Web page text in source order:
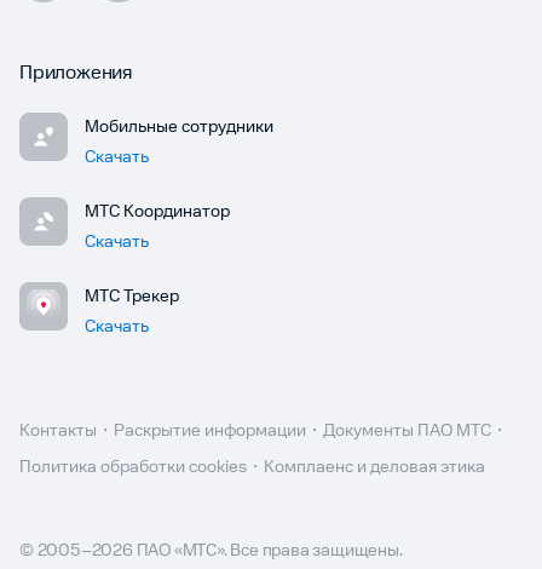
Приложения
Мобильные сотрудники
Скачать
МТС Координатор
Скачать
МТС Трекер
Скачать
© 2005–2026 ПАО «МТС». Все права защищены.
Контакты Раскрытие информации
Документы ПАО МТС
Политика обработки cookies
Комплаенс и деловая этика